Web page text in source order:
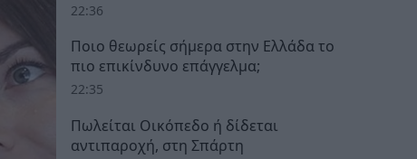
22:36
Ποιο θεωρείς σήμερα στην Ελλάδα το
πιο επικίνδυνο επάγγελμα;
22:35
Πωλείται Οικόπεδο ή δίδεται
αντιπαροχή, στη Σπάρτη